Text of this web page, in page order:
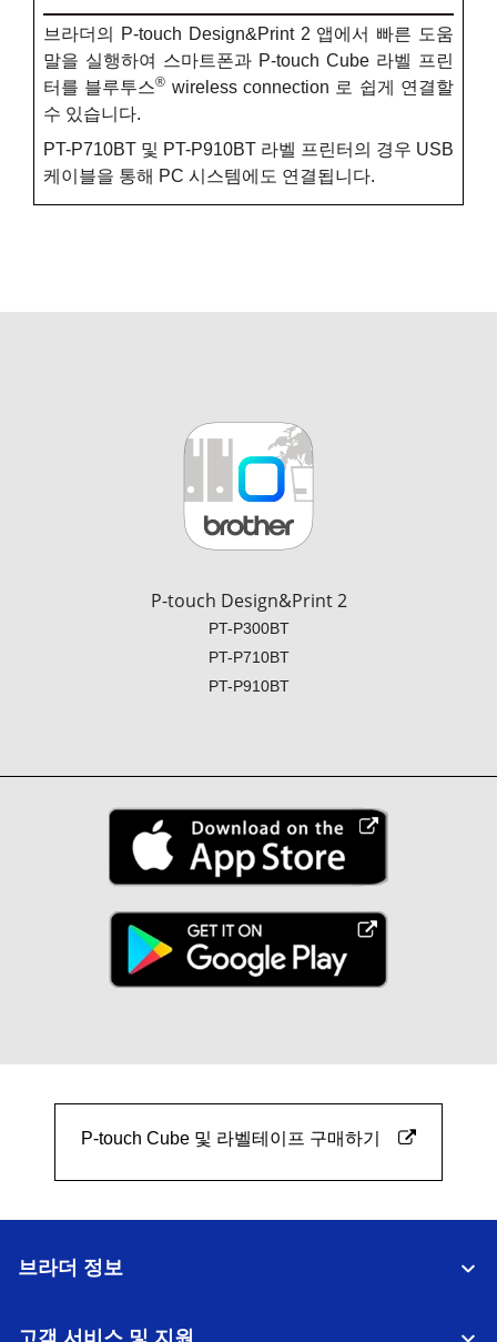
브라더의 P-touch Design&Print 2 앱에서 빠른 도움
말을 실행하여 스마트폰과 P-touch Cube 라벨 프린
터를 블루투스® wireless connection 로 쉽게 연결할
수 있습니다.
PT-P710BT 및 PT-P910BT 라벨 프린터의 경우 USB
케이블을 통해 PC 시스템에도 연결됩니다.
P-touch Design&Print 2
PT-P300BT
PT-P710BT
PT-P910BT
P-touch Cube 및 라벨테이프 구매하기
브라더 정보